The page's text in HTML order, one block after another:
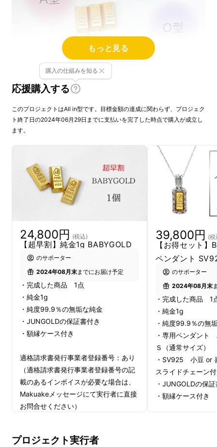
1ｇのかわいい純金
【BABYGOLD】新作は“血液
もっと見る
応援購入する
購入の仕組みを知る
このプロジェクトはAll in型です。目標金額の達成に関わらず、プロジェク
ト終了日の2024年06月29日までに支払いを完了した時点で購入が成立し
ます。
24,800円 (税込)
【超早割】純金1g BABYGOLD
のサポーター
2024年08月末までにお届け予定
・完成した商品 1点
・純金1g
・純度99.9％の無垢な純金
・JUNGOLDの保証書付き
・額縁ケース付き
適格請求書発行事業者登録番号：あり
（適格請求書発行事業者登録番号の記
載のあるインボイスが必要な場合は、
Makuakeメッセージにて実行者に直接
お問合せください）
39,800円 (税
【お得セット
ペンダント
のサポーター
2024年08月末
・完成した商品 1
・純金1g
・純度99.9％の無
・専用ペンダント
Ｓ（通常サイズ）
・SV925 小豆 or
スライドチェーン
・JUNGOLDの保
・額縁ケース付き
プロジェクト実行者